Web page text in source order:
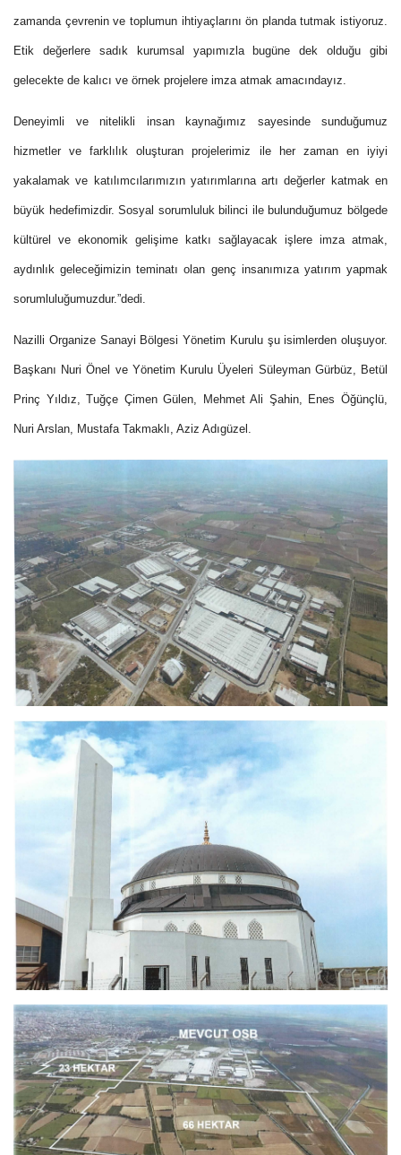
zamanda çevrenin ve toplumun ihtiyaçlarını ön planda tutmak istiyoruz.
Etik değerlere sadık kurumsal yapımızla bugüne dek olduğu gibi
gelecekte de kalıcı ve örnek projelere imza atmak amacındayız.
Deneyimli ve nitelikli insan kaynağımız sayesinde sunduğumuz
hizmetler ve farklılık oluşturan projelerimiz ile her zaman en iyiyi
yakalamak ve katılımcılarımızın yatırımlarına artı değerler katmak en
büyük hedefimizdir. Sosyal sorumluluk bilinci ile bulunduğumuz bölgede
kültürel ve ekonomik gelişime katkı sağlayacak işlere imza atmak,
aydınlık geleceğimizin teminatı olan genç insanımıza yatırım yapmak
sorumluluğumuzdur.”dedi.
Nazilli Organize Sanayi Bölgesi Yönetim Kurulu şu isimlerden oluşuyor.
Başkanı Nuri Önel ve Yönetim Kurulu Üyeleri Süleyman Gürbüz, Betül
Prinç Yıldız, Tuğçe Çimen Gülen, Mehmet Ali Şahin, Enes Öğünçlü,
Nuri Arslan, Mustafa Takmaklı, Aziz Adıgüzel.